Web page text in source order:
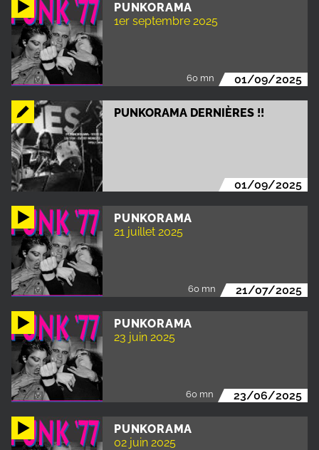
PUNKORAMA
1er septembre 2025
60 mn 01/09/2025
PUNKORAMA DERNIÈRES !!
01/09/2025
PUNKORAMA
21 juillet 2025
60 mn 21/07/2025
PUNKORAMA
23 juin 2025
60 mn 23/06/2025
PUNKORAMA
02 juin 2025